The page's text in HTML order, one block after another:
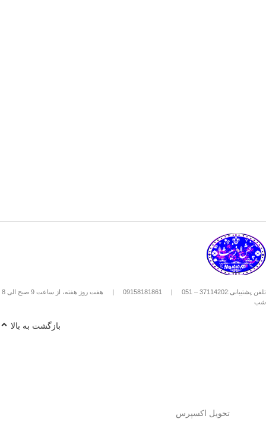
تلفن پشتیبانی:37114202 – 051 |
09158181861
|
هفت روز هفته، از ساعت 9 صبح الی 8
شب
بازگشت به بالا
تحویل اکسپرس